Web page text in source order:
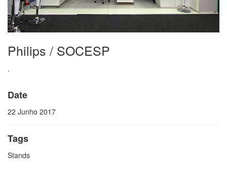
Philips / SOCESP
.
Date
22 Junho 2017
Tags
Stands